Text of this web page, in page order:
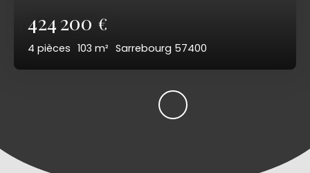
424 200 €
4 pièces 103 m² Sarrebourg 57400